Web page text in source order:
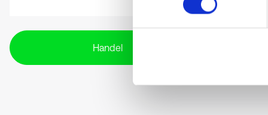
Handel